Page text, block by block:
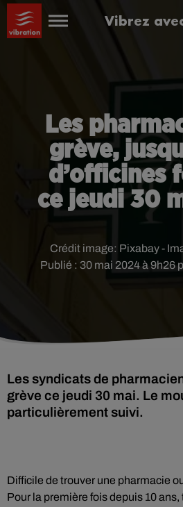
Vibrez
Les
grève,
d’officines
ce jeudi 30
Publié : 30 mai 2024 à 9h26
Crédit image: Pixabay -
Les syndicats de
grève ce jeudi 30 mai. Le
particulièrement suivi.
Difficile de trouver une pharmacie
Pour la première fois depuis 10